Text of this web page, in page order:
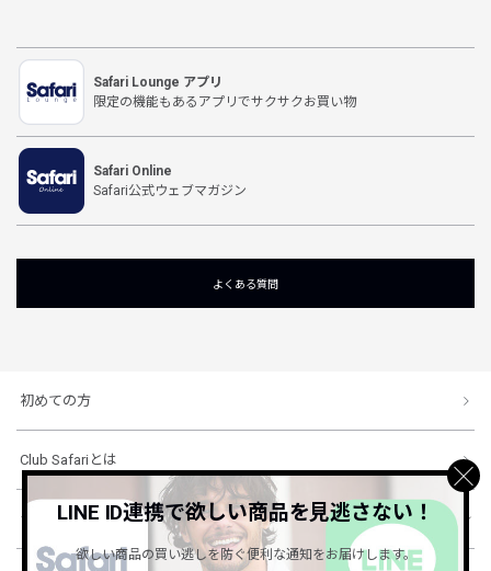
Safari Lounge アプリ
限定の機能もあるアプリでサクサクお買い物
Safari Online
Safari公式ウェブマガジン
よくある質問
初めての方
Club Safariとは
ショッピングガイド
LINE ID連携で欲しい商品を見逃さない！
欲しい商品の買い逃しを防ぐ便利な通知をお届けします。